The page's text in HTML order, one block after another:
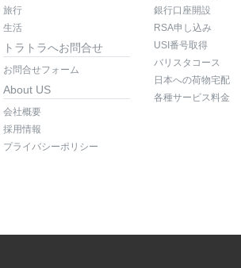
旅行
生活
トラトラへお問合せ
お問合せフォーム
About US
会社概要
採用情報
プライバシーポリシー
銀行口座開設
RSA申し込み
USI番号取得
バリスタコース
日本への荷物宅配
各種サービス料金